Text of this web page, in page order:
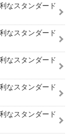
なスタンダード
なスタンダード
なスタンダード
なスタンダード
なスタンダード